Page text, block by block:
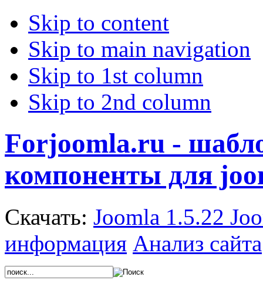
Skip to content
Skip to main navigation
Skip to 1st column
Skip to 2nd column
Forjoomla.ru -
компоненты для
Скачать: Joomla 1.5.22
информация Анализ сайта